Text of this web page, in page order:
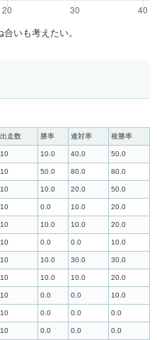
いも考えたい。
出走数 勝率 連対率 複勝率
10 10.0 40.0 50.0
10 50.0 80.0 80.0
10 10.0 20.0 50.0
10 0.0 10.0 20.0
10 10.0 10.0 20.0
10 0.0 0.0 10.0
10 10.0 30.0 30.0
10 10.0 10.0 20.0
10 0.0 0.0 10.0
10 0.0 0.0 0.0
10 0.0 0.0 0.0